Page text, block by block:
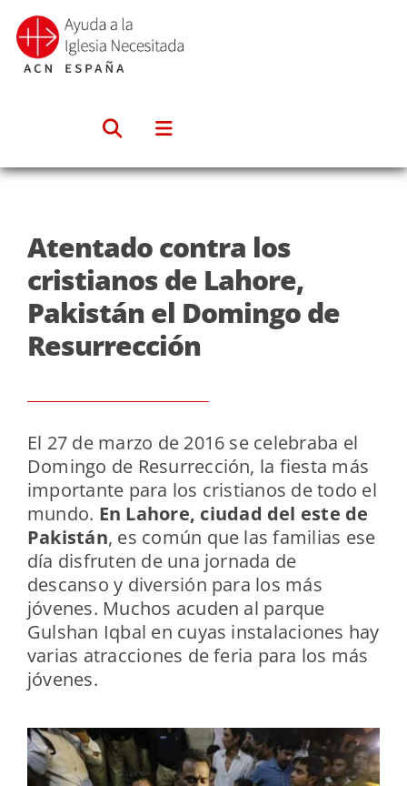
Saltar
contenido
Atentado contra los
cristianos de Lahore,
Pakistán el Domingo de
Resurrección
El 27 de marzo de 2016 se celebraba el
Domingo de Resurrección, la fiesta más
importante para los cristianos de todo el
mundo. En Lahore, ciudad del este de
Pakistán, es común que las familias ese
día disfruten de una jornada de
descanso y diversión para los más
jóvenes. Muchos acuden al parque
Gulshan Iqbal en cuyas instalaciones hay
varias atracciones de feria para los más
jóvenes.